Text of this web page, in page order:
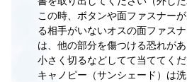
この時、ボタンや面ファスナー
る相手がいないオスの面ファス
は、他の部分を傷つける恐れが
小さく切るなどしてて当ててくだ
キャノピー（サンシェード）は洗